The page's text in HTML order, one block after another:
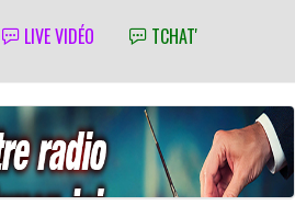
LIVE VIDÉO TCHAT'